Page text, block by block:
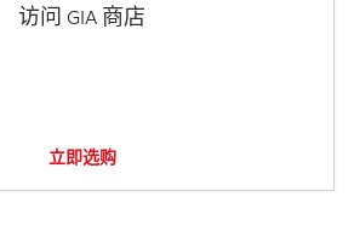
访问 GIA 商店
立即选购